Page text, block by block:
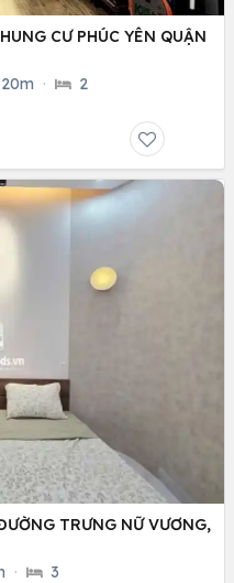
CƯ PHÚC YÊN QUẬN
20m · 2
TRƯNG NỮ VƯƠNG,
· 3